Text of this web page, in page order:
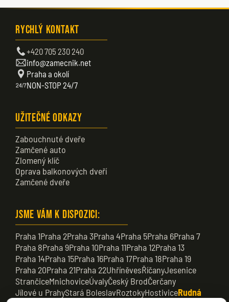
Rychlý kontakt
+420 705 230 240
info@zamecnik.net
Praha a okolí
NON-STOP 24/7
Užitečné odkazy
Zabouchnuté dveře
Zamčené auto
Zlomený klíč
Oprava balkonových dveří
Zamčené dveře
Jsme vám k dispozici:
Praha 1Praha 2Praha 3Praha 4Praha 5Praha 6Praha 7
Praha 8Praha 9Praha 10Praha 11Praha 12Praha 13
Praha 14Praha 15Praha 16Praha 17Praha 18Praha 19
Praha 20Praha 21Praha 22UhříněvesŘíčanyJesenice
StrančiceMnichoviceÚvalyČeský BrodČerčany
Jílové u PrahyStará BoleslavRoztokyHostiviceRudná